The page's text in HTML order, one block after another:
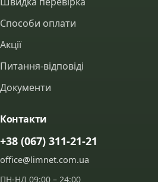
Способи оплати
Акції
Питання-відповіді
Документи
Контакти
+38 (067) 311-21-21
office@limnet.com.ua
ПН-НД 09:00 – 24:00